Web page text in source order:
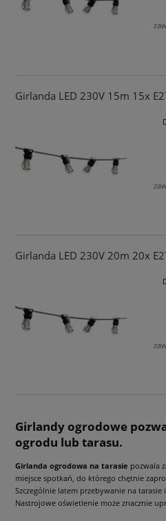
Girlanda LED 230V 15m 15x
Girlanda LED 230V 20m 20x
Girlandy ogrodowe
ogrodu lub tarasu.
Girlanda ogrodowa na tarasie pozwala
miejsce spotkań, do którego chętnie
Szczególnie latem przebywanie na
Nastrojowe oświetlenie może znacznie